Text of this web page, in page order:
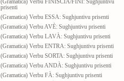
(Gramatica) Verbu FINISCIA/FINÌ: Sughjuntivu
prisenti
(Gramatica) Verbu ESSA: Sughjuntivu prisenti
(Gramatica) Verbu AVÈ: Sughjuntivu prisenti
(Gramatica) Verbu LAVÀ: Sughjuntivu prisenti
(Gramatica) Verbu ENTRA: Sughjuntivu prisenti
(Gramatica) Verbu SORTA: Sughjuntivu prisenti
(Gramatica) Verbu ANDÀ: Sughjuntivu prisenti
(Gramatica) Verbu FÀ: Sughjuntivu prisenti